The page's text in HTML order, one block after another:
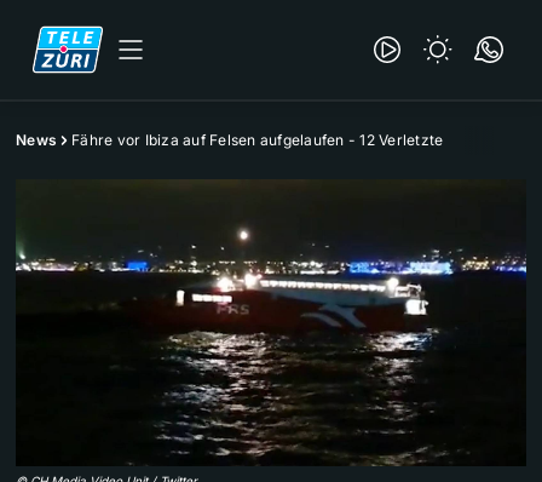
News Fähre vor Ibiza auf Felsen aufgelaufen - 12 Verletzte